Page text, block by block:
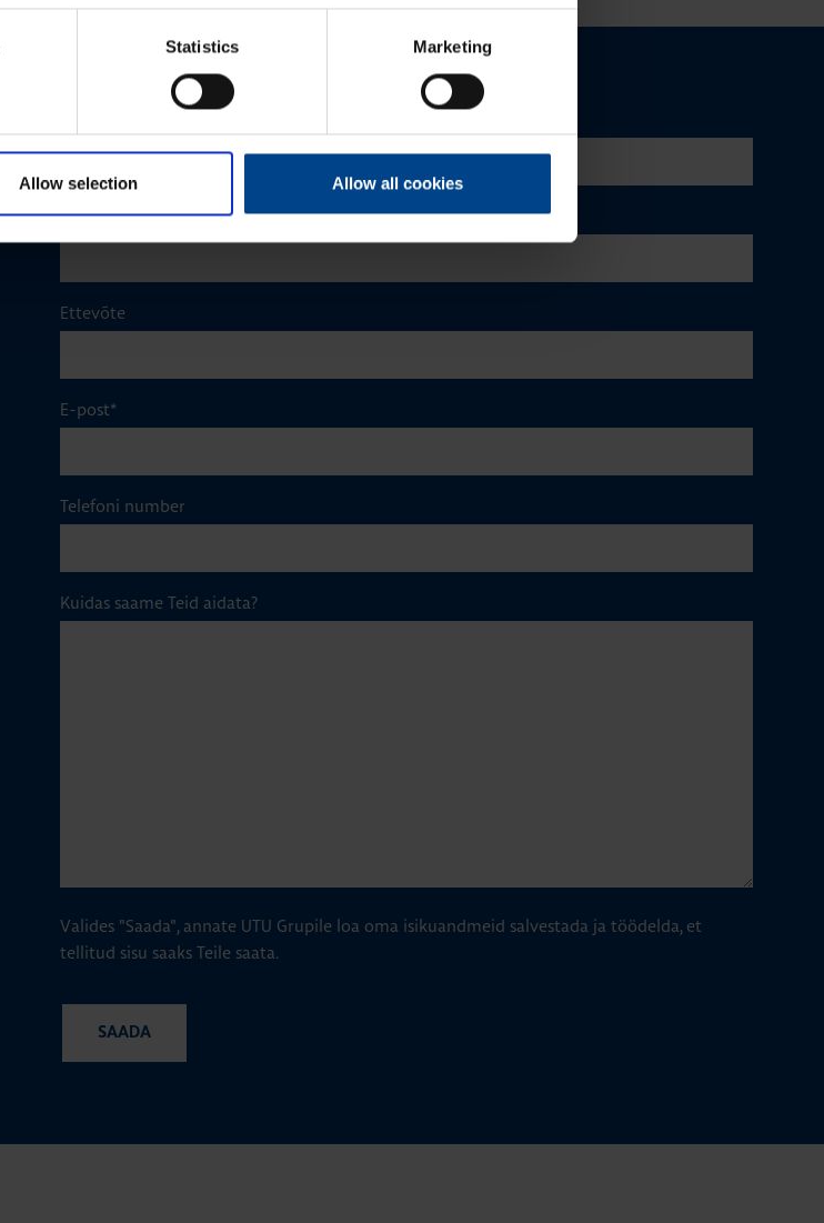
Statistics Marketing
Allow selection Allow all cookies
Perekonnanimi*
Ettevõte
E-post*
Telefoni number
Kuidas saame Teid aidata?
Valides "Saada", annate UTU Grupile loa oma isikuandmeid salvestada ja töödelda, et
tellitud sisu saaks Teile saata.